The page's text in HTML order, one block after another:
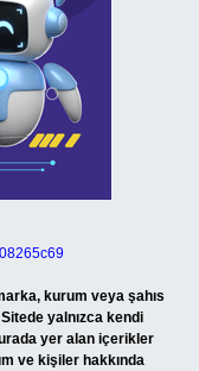
kurum veya şahıs
yalnızca kendi
yer alan içerikler
ve kişiler hakkında